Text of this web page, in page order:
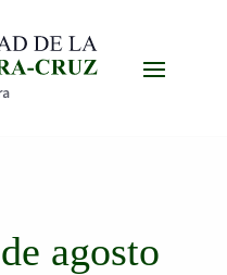
agosto